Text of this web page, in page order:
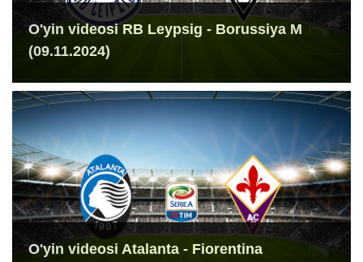
O'yin videosi RB Leypsig - Borussiya M
(09.11.2024)
O'yin videosi Atalanta - Fiorentina